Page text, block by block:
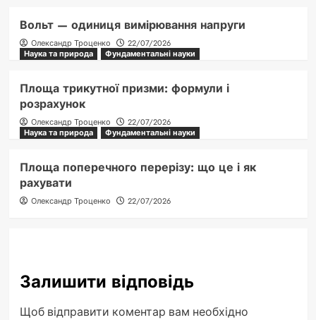
Вольт — одиниця вимірювання напруги
Олександр Троценко
22/07/2026
Наука та природа
Фундаментальні науки
Площа трикутної призми: формули і
розрахунок
Олександр Троценко
22/07/2026
Наука та природа
Фундаментальні науки
Площа поперечного перерізу: що це і як
рахувати
Олександр Троценко 22/07/2026
Залишити відповідь
Щоб відправити коментар вам необхідно